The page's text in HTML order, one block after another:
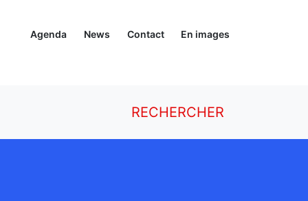
Agenda News Contact En images
RECHERCHER